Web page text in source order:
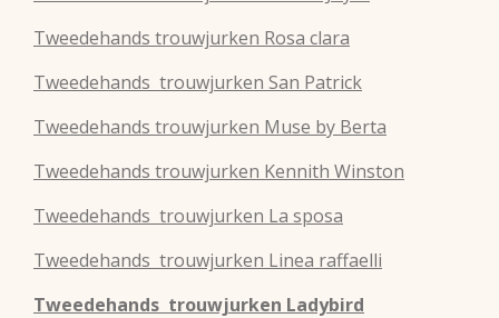
Tweedehands trouwjurken Rosa clara
Tweedehands trouwjurken San Patrick
Tweedehands trouwjurken Muse by Berta
Tweedehands trouwjurken Kennith Winston
Tweedehands trouwjurken La sposa
Tweedehands trouwjurken Linea raffaelli
Tweedehands trouwjurken Ladybird